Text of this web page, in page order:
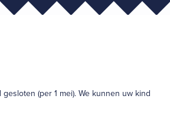
(per 1 mei). We kunnen uw kind